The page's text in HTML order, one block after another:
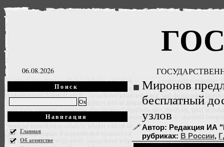
06.08.2026
Поиск
Навигация
Главная
Об агентстве
Миронов
бесплатный
узлов
Автор: Редакция ИА
рубриках: В России,